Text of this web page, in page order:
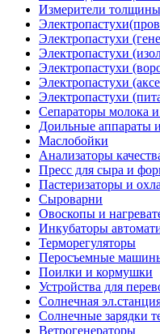
Измерители
Электропастухи
Электропастухи
Электропастухи
Электропастухи
Электропастухи
Сепараторы молока и
Доильные аппараты
Маслобойки
Анализаторы
Пресс для сыра и
Пастеризаторы и
Сыроварни
Овоскопы и
Инкубаторы
Терморегуляторы
Перосъемные
Поилки и кормушки
Устройства для
Солнечная
Солнечные зарядки
Ветрогенераторы